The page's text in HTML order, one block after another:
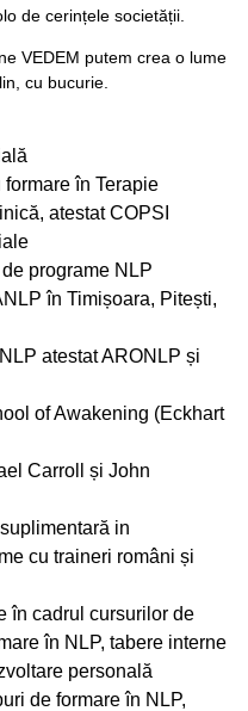
de cerințele societății.
VEDEM putem crea o lume
cu bucurie.
în Terapie
atestat COPSI
programe NLP
în Timișoara, Pitești,
atestat ARONLP și
of Awakening (Eckhart
Carroll și John
in
cu traineri români și
în cadrul cursurilor de
în NLP, tabere interne
personală
de formare în NLP,